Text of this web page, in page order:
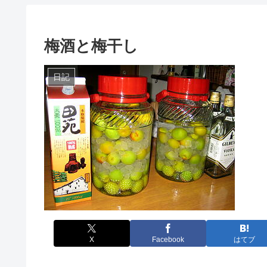
梅酒と梅干し
日記
X Facebook はてブ